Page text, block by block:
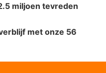
miljoen tevreden
met onze 56